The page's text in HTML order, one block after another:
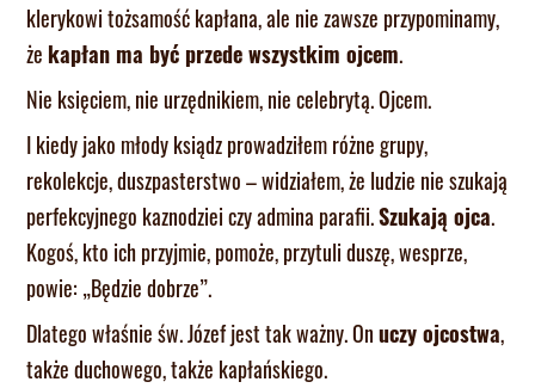
klerykowi tożsamość kapłana, ale nie zawsze przypominamy,
że kapłan ma być przede wszystkim ojcem.
Nie księciem, nie urzędnikiem, nie celebrytą. Ojcem.
I kiedy jako młody ksiądz prowadziłem różne grupy,
rekolekcje, duszpasterstwo – widziałem, że ludzie nie szukają
perfekcyjnego kaznodziei czy admina parafii.Szukają ojca.
Kogoś, kto ich przyjmie, pomoże, przytuli duszę, wesprze,
powie: „Będzie dobrze”.
Dlatego właśnie św. Józef jest tak ważny. Onuczy ojcostwa,
także duchowego, także kapłańskiego.